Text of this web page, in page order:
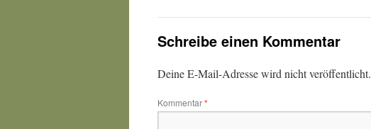
Schreibe einen Kommentar
Deine E-Mail-Adresse wird nicht veröffentlicht.
Kommentar*